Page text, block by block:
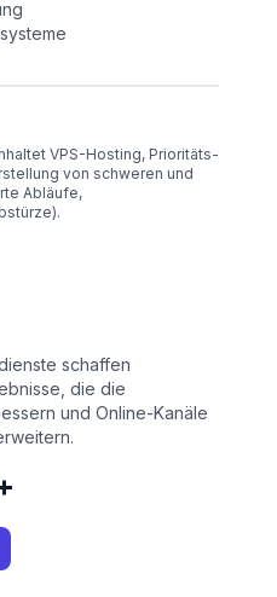
VPS-Hosting, Prioritäts-
von schweren und
Abläufe,
schaffen
die die
und Online-Kanäle